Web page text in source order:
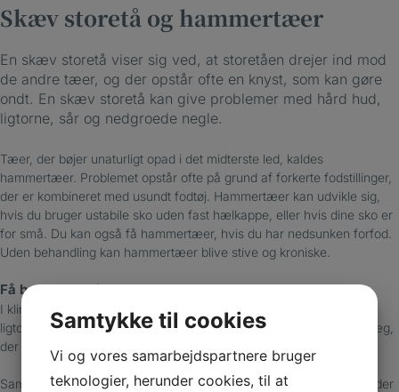
Skæv storetå og hammertæer
En skæv storetå viser sig ved, at storetåen drejer ind mod
de andre tæer, og der opstår ofte en knyst, som kan gøre
ondt. En skæv storetå kan give problemer med hård hud,
ligtorne, sår og nedgroede negle.
Tæer, der bøjer unaturligt opad i det midterste led, kaldes
hammertæer. Problemet opstår ofte på grund af forkerte fodstillinger,
der er kombineret med usundt fodtøj. Hammertæer kan udvikle sig,
hvis du bruger ustabile sko uden fast hælkappe, eller hvis dine sko er
for små. Du kan også få hammertæer, hvis du har nedsunken forfod.
Uden behandling kan hammertæer blive stive og kroniske.
Få behandlet dine gener
I klinikken kan vi behandle de gener, du oplever med hård hud,
ligtorne og negleproblemer. Vi fremstiller også aflastninger og indlæg,
der hjælper med at rette tæerne ud, hvis de stadig er mobile.
Samtidig vejleder vi dig i fodøvelser og hvordan du vælger fodtøj, der
Samtykke til cookies
Vi og vores samarbejdspartnere bruger
teknologier, herunder cookies, til at